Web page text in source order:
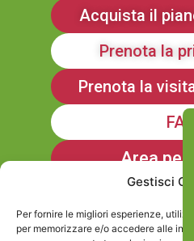
Gestisci
Per fornire le migliori esperienze,
per memorizzare e/o accedere alle
Acquista il
Prenota la
Prenota la
FAQ
Area
Iscriviti alla